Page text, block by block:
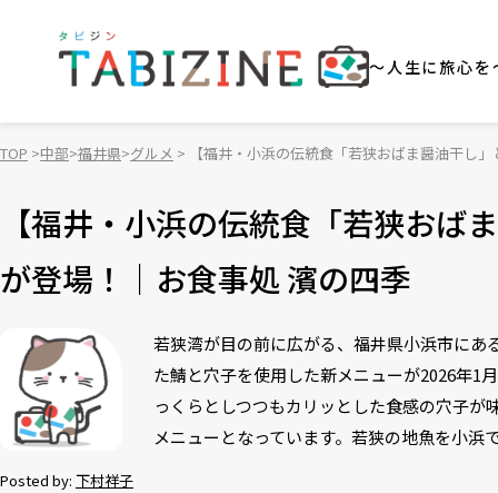
～人生に旅心を
TOP 中部 福井県 グルメ 【福井・小浜の伝統食「若狭おばま醤油干し
【福井・小浜の伝統食「若狭お
が登場！｜お食事処 濱の四季
Posted by: 下村祥子
若狭湾が目の前に広がる、福井県小浜市に
た鯖と穴子を使用した新メニューが2026年1
っくらとしつつもカリッとした食感の穴子
メニューとなっています。若狭の地魚を小浜